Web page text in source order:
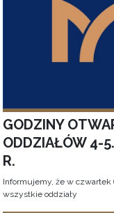
GODZINY
ODDZIAŁÓW 4-
R.
Informujemy, że w czwartek
wszystkie oddziały